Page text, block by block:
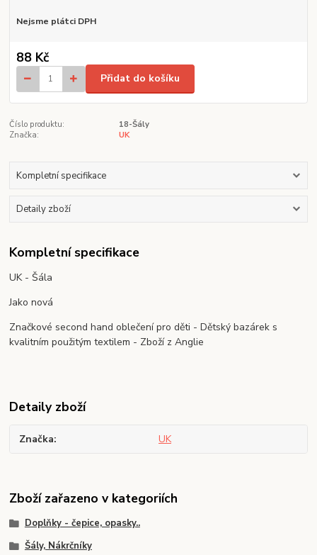
Nejsme plátci DPH
88 Kč
Přidat do košíku
Číslo produktu:
18-Šály
Značka:
UK
Kompletní specifikace
Detaily zboží
Kompletní specifikace
UK - Šála
Jako nová
Značkové second hand oblečení pro děti - Dětský bazárek s
kvalitním použitým textilem - Zboží z Anglie
Detaily zboží
Značka UK
Zboží zařazeno v kategoriích
Doplňky - čepice, opasky..
Šály, Nákrčníky